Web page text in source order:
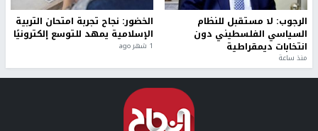
الرجوب: لا مستقبل للنظام
السياسي الفلسطيني دون
انتخابات ديمقراطية
منذ ساعة
الخضور: نجاح تجربة امتحان التربية
الإسلامية يمهد للتوسع إلكترونيًا
1 شهر ago